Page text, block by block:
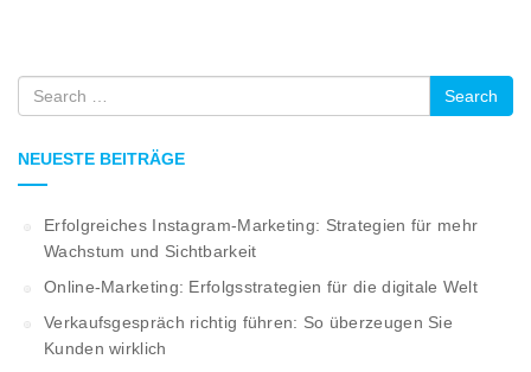
Search
NEUESTE BEITRÄGE
Erfolgreiches Instagram-Marketing: Strategien für mehr
Wachstum und Sichtbarkeit
Online-Marketing: Erfolgsstrategien für die digitale Welt
Verkaufsgespräch richtig führen: So überzeugen Sie
Kunden wirklich